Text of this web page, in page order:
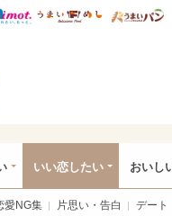
ぴあ総研 ディズニー特集
mimot. うまいめし
いい恋したい おいし
愛NG集 片思い・告白 デート